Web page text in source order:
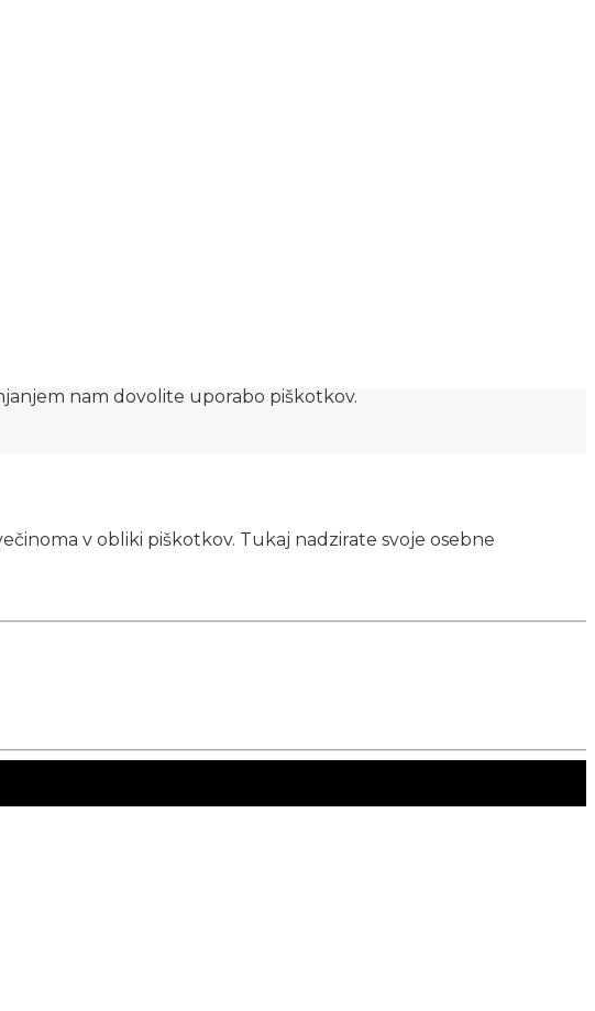
nam dovolite uporabo piškotkov.
v obliki piškotkov. Tukaj nadzirate svoje osebne